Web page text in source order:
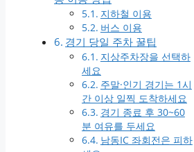
지하철 이용
버스 이용
경기 당일 주차 꿀팁
지상주차장을 선택하
세요
주말·인기 경기는 1시
간 이상 일찍 도착하세요
경기 종료 후 30~60
분 여유를 두세요
남동IC 좌회전은 피하